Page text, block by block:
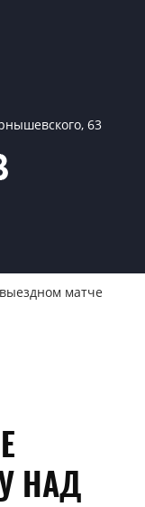
63
матче
НАД